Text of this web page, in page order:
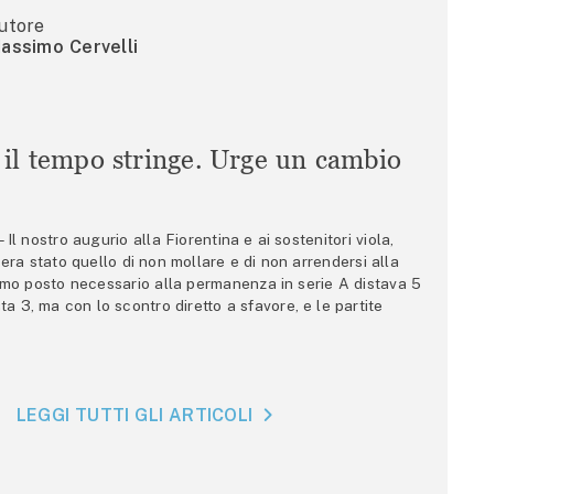
Cervelli
tempo stringe. Urge un cambio
Il nostro augurio alla Fiorentina e ai sostenitori viola,
stato quello di non mollare e di non arrendersi alla
posto necessario alla permanenza in serie A distava 5
3, ma con lo scontro diretto a sfavore, e le partite
LEGGI TUTTI GLI ARTICOLI